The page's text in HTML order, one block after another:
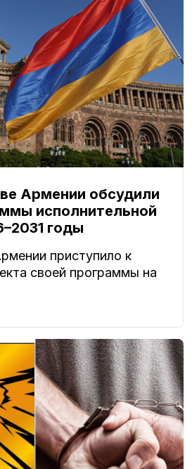
Армении обсудили
исполнительной
годы
приступило к
своей программы на